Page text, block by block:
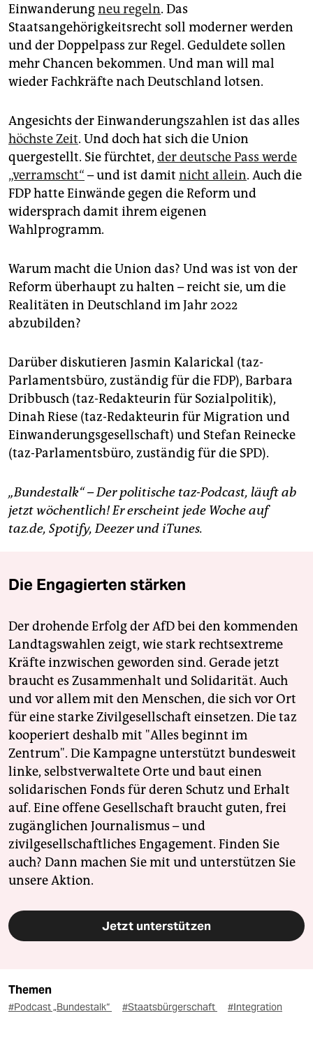
Einwanderungneu regeln. Das
Staatsangehörigkeitsrecht soll moderner werden
und der Doppelpass zur Regel. Geduldete sollen
mehr Chancen bekommen. Und man will mal
wieder Fachkräfte nach Deutschland lotsen.
Angesichts der Einwanderungszahlen ist das alles
höchste Zeit. Und doch hat sich die Union
quergestellt. Sie fürchtet, der deutsche Pass werde
„verramscht“ – und ist damit nicht allein. Auch die
FDP hatte Einwände gegen die Reform und
widersprach damit ihrem eigenen
Wahlprogramm.
Warum macht die Union das? Und was ist von der
Reform überhaupt zu halten – reicht sie, um die
Realitäten in Deutschland im Jahr 2022
abzubilden?
Darüber diskutieren Jasmin Kalarickal (taz-
Parlamentsbüro, zuständig für die FDP), Barbara
Dribbusch (taz-Redakteurin für Sozialpolitik),
Dinah Riese (taz-Redakteurin für Migration und
Einwanderungsgesellschaft) und Stefan Reinecke
(taz-Parlamentsbüro, zuständig für die SPD).
„Bundestalk“ – Der politische taz-Podcast, läuft ab
jetzt wöchentlich! Er erscheint jede Woche auf
taz.de, Spotify, Deezer und iTunes.
Die Engagierten stärken
Der drohende Erfolg der AfD bei den kommenden
Landtagswahlen zeigt, wie stark rechtsextreme
Kräfte inzwischen geworden sind. Gerade jetzt
braucht es Zusammenhalt und Solidarität. Auch
und vor allem mit den Menschen, die sich vor Ort
für eine starke Zivilgesellschaft einsetzen. Die taz
kooperiert deshalb mit "Alles beginnt im
Zentrum". Die Kampagne unterstützt bundesweit
linke, selbstverwaltete Orte und baut einen
solidarischen Fonds für deren Schutz und Erhalt
auf. Eine offene Gesellschaft braucht guten, frei
zugänglichen Journalismus – und
zivilgesellschaftliches Engagement. Finden Sie
auch? Dann machen Sie mit und unterstützen Sie
unsere Aktion.
Jetzt unterstützen
Themen
#Podcast „Bundestalk“ #Staatsbürgerschaft #Integration